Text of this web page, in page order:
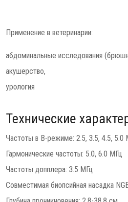
Применение в ветеринарии:
абдоминальные исследования
акушерство,
урология
Технические
Частоты в B-режиме: 2.5, 3.5, 4.5, 5.0
Гармонические частоты: 5.0, 6.0 МГц
Частоты допплера: 3.5 МГц
Совместимая биопсийная насадка